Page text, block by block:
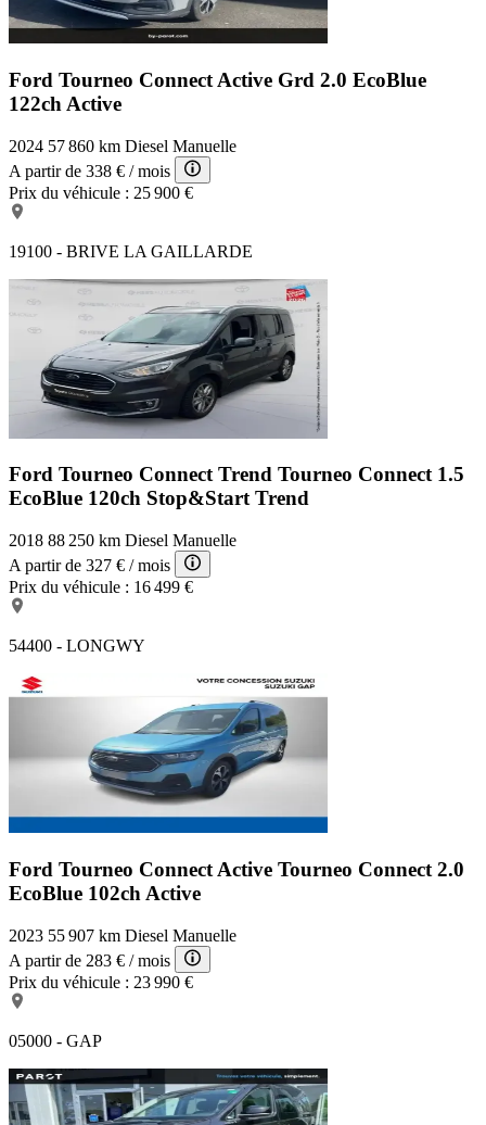
Ford Tourneo Connect Active Grd 2.0 EcoBlue
122ch Active
2024 57 860 km Diesel Manuelle
A partir de 338 € / mois
Prix du véhicule : 25 900 €
19100 - BRIVE LA GAILLARDE
Ford Tourneo Connect Trend Tourneo Connect 1.5
EcoBlue 120ch Stop&Start Trend
2018 88 250 km Diesel Manuelle
A partir de 327 € / mois
Prix du véhicule : 16 499 €
54400 - LONGWY
Ford Tourneo Connect Active Tourneo Connect 2.0
EcoBlue 102ch Active
2023 55 907 km Diesel Manuelle
A partir de 283 € / mois
Prix du véhicule : 23 990 €
05000 - GAP